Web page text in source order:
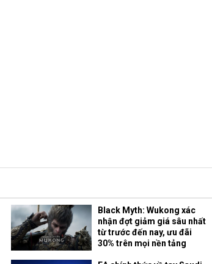
Black Myth: Wukong xác
nhận đợt giảm giá sâu nhất
từ trước đến nay, ưu đãi
30% trên mọi nền tảng